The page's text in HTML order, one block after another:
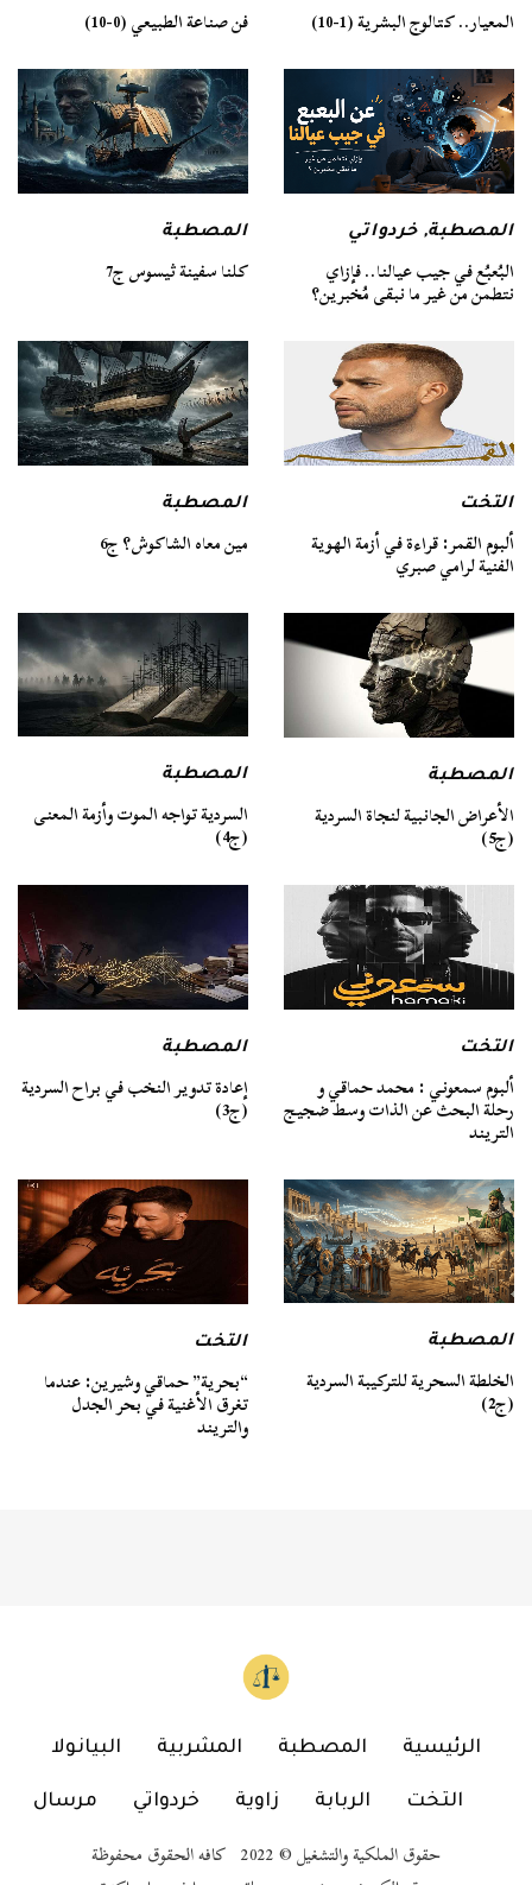
المعيار.. كتالوج البشرية (1-10) فن صناعة الطبيعي (0-10)
المصطبة,خردواتي
البُعبُع في جيب عيالنا.. فإزاي
نتطمن من غير ما نبقى مُخبرين؟
المصطبة
كلنا سفينة ثيسوس ج7
التخت
ألبوم القمر: قراءة في أزمة الهوية
الفنية لرامي صبري
المصطبة
مين معاه الشاكوش؟ ج6
المصطبة
الأعراض الجانبية لنجاة السردية
(ج5)
المصطبة
السردية تواجه الموت وأزمة المعنى
(ج4)
التخت
ألبوم سمعوني : محمد حماقي و
رحلة البحث عن الذات وسط ضجيج
التريند
المصطبة
إعادة تدوير النخب في براح السردية
(ج3)
المصطبة
الخلطة السحرية للتركيبة السردية
(ج2)
التخت
“بحرية” حماقي وشيرين: عندما
تغرق الأغنية في بحر الجدل
والتريند
الرئيسية المصطبة المشربية البيانولا
التخت الربابة زاوية خردواتي مرسال
حقوق الملكية والتشغيل © 2022 كافه الحقوق محفوظة